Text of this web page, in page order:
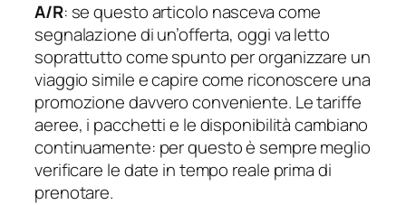
A/R: se questo articolo nasceva come
segnalazione di un’offerta, oggi va letto
soprattutto come spunto per organizzare un
viaggio simile e capire come riconoscere una
promozione davvero conveniente. Le tariffe
aeree, i pacchetti e le disponibilità cambiano
continuamente: per questo è sempre meglio
verificare le date in tempo reale prima di
prenotare.